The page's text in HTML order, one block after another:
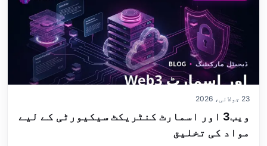
23 جولائی، 2026
ویب3 اور اسمارٹ کنٹریکٹ سیکیورٹی کے لیے
مواد کی تخلیق